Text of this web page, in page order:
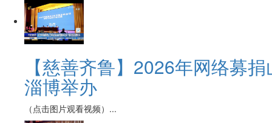
【慈善齐鲁】2026年网络募
淄博举办
（点击图片观看视频）...